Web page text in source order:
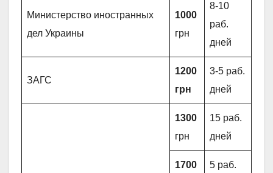
Министерство иностранных
дел Украины
1000
грн
8-10
раб.
дней
ЗАГС
1200
грн
3-5 раб.
дней
1300
грн
15 раб.
дней
1700
5 раб.